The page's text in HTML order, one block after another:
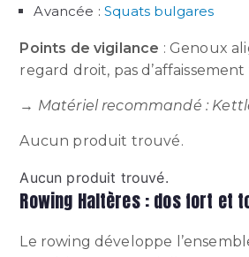
Avancée : Squats bulgares
Points de vigilance : Genoux
regard droit, pas d’affaissement
→ Matériel recommandé :
Aucun produit trouvé.
Aucun produit trouvé.
Rowing Haltères : dos fort et
Le rowing développe